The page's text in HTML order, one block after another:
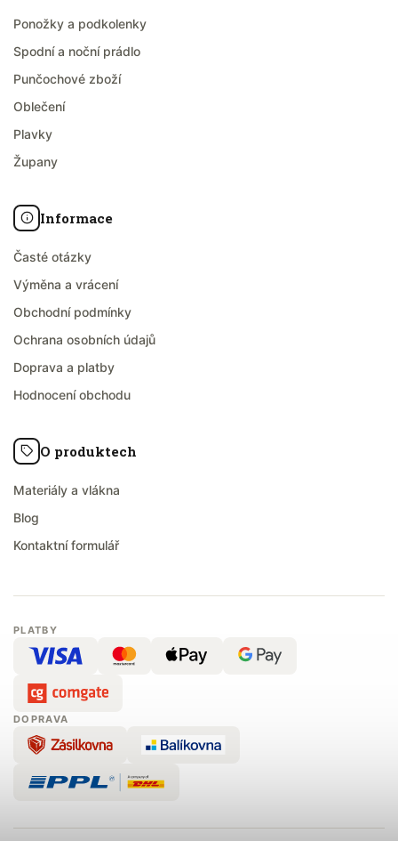
Ponožky a podkolenky
Spodní a noční prádlo
Punčochové zboží
Oblečení
Plavky
Župany
Informace
Časté otázky
Výměna a vrácení
Obchodní podmínky
Ochrana osobních údajů
Doprava a platby
Hodnocení obchodu
O produktech
Materiály a vlákna
Blog
Kontaktní formulář
PLATBY
DOPRAVA